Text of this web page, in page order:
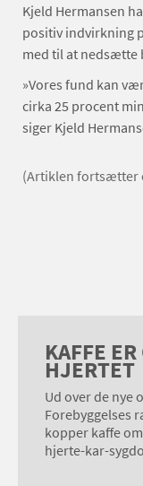
Kjeld Hermansen
positiv indvirkning
med til at nedsætte
»Vores fund kan
cirka 25 procent
siger Kjeld
(Artiklen fortsætter
KAFFE
HJERTET
Ud over de nye
Forebyggelses
kopper kaffe
hjerte-kar-